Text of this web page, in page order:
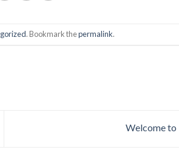
. Bookmark thepermalink.
Welcome to